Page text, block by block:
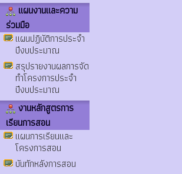
แผนงานและความ
ร่วมมือ
แผนปฏิบัติการประจำ
ปีงบประมาณ
สรุปรายงานผลการจัด
ทำโครงการประจำ
ปีงบประมาณ
งานหลักสูตรการ
เรียนการสอน
แผนการเรียนและ
โครงการสอน
บันทักหลังการสอน